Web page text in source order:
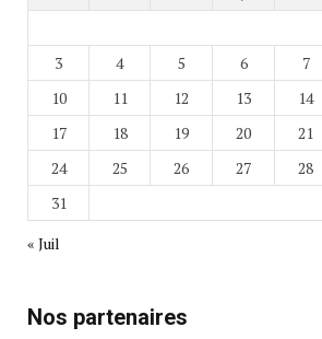
3
4 5 6 7
10
11 12 13 14
17
18 19 20 21
24
25 26 27 28
31
« Juil
Nos partenaires